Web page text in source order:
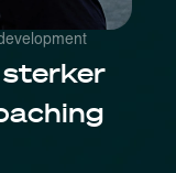
sterker